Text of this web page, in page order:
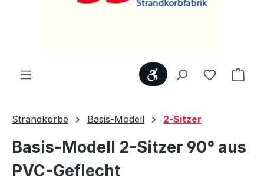
WerkzeugleisteDu hast 0
Strandkörbe Basis-Modell 2-Sitzer
Basis-Modell 2-Sitzer 90° aus
PVC-Geflecht